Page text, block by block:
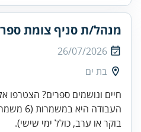
מנהל/ת סניף צומת
26/07/2026
בת ים
בוקר או ערב, כולל ימי שישי).